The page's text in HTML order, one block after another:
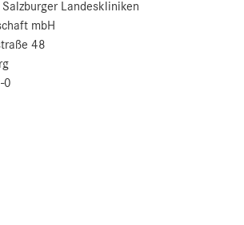
Landeskliniken
mbH
48
0